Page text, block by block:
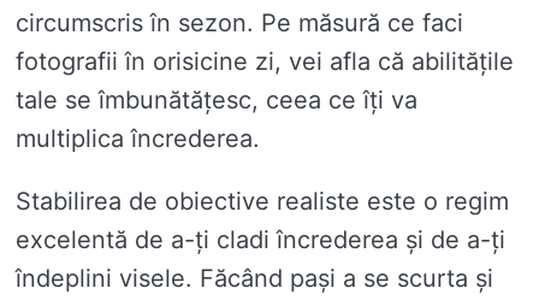
circumscris în sezon. Pe măsură ce faci
fotografii în orisicine zi, vei afla că abilitățile
tale se îmbunătățesc, ceea ce îți va
multiplica încrederea.
Stabilirea de obiective realiste este o regim
excelentă de a-ți cladi încrederea și de a-ți
îndeplini visele. Făcând pași a se scurta și